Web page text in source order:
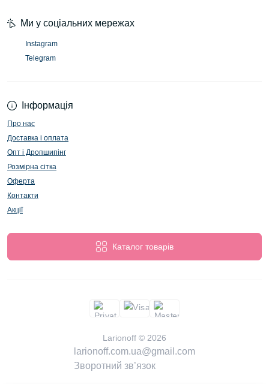
Інформація
Про нас
Доставка і оплата
Опт і Дропшипінг
Розмірна сітка
Оферта
Контакти
Акції
Каталог товарів
Ми у соціальних мережах
Instagram
Telegram
Larionoff © 2026
larionoff.com.ua@gmail.com
Зворотний зв’язок